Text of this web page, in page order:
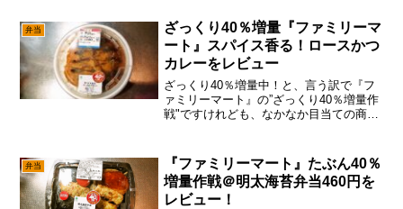
弁当
ざっくり40％増量『ファミリーマ
ート』スパイス香る！ロースかつ
カレーをレビュー
ざっくり40％増量中！と、言う訳で『フ
ァミリーマート』の”ざっくり40％増量作
戦"ですけれども、なかなか目当ての商品
めたらそこで試合終了ですよと！」って
事で、勝つまでや...
弁当
『ファミリーマート』たぶん40％
増量作戦＠明太海苔弁当460円を
レビュー！